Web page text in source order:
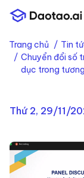
Trang chủ
Tin
Chuyển đổi số
dục trong
Thứ 2, 29/11/